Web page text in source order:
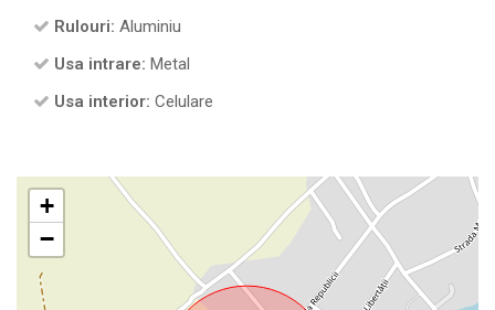
Rulouri: Aluminiu
Usa intrare: Metal
Usa interior: Celulare
+
−